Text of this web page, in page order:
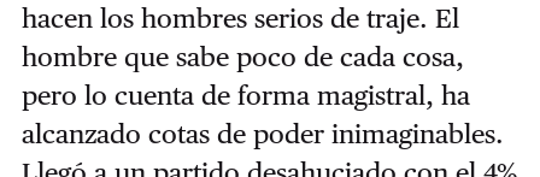
hacen los hombres serios de traje. El
hombre que sabe poco de cada cosa,
pero lo cuenta de forma magistral, ha
alcanzado cotas de poder inimaginables.